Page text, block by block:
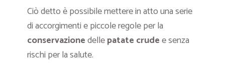
Ciò detto è possibile mettere in atto una serie
di accorgimenti e piccole regole per la
conservazionedellepatate crudee senza
rischi per la salute.